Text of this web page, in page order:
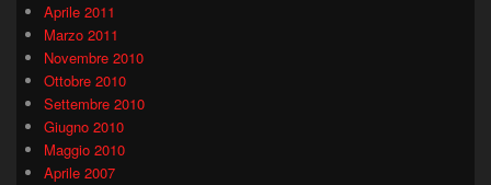
Aprile 2011
Marzo 2011
Novembre 2010
Ottobre 2010
Settembre 2010
Giugno 2010
Maggio 2010
Aprile 2007